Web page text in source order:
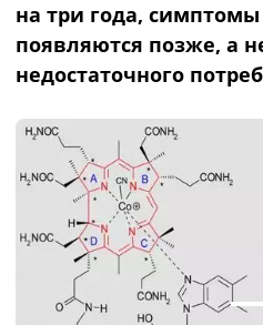
на три года,
появляются позже, а
недостаточного